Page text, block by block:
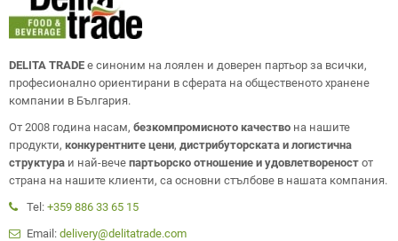
DELITA TRADE е синоним на лоялен и доверен партьор за всички,
професионално ориентирани в сферата на общественото хранене
компании в България.
От 2008 година насам, безкомпромисното качество на нашите
продукти, конкурентните цени, дистрибуторската и логистична
структура и най-вече партьорско отношение и удовлетвореност от
страна на нашите клиенти, са основни стълбове в нашата компания.
Tel: +359 886 33 65 15
Email: delivery@delitatrade.com